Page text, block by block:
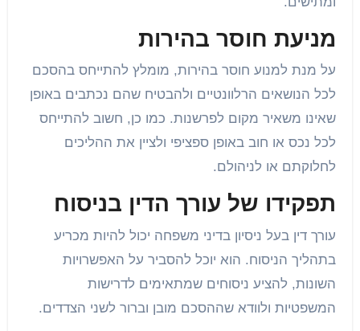
מניעת חוסר בהירות
על מנת למנוע חוסר בהירות, מומלץ להתייחס בהסכם
לכל הנושאים הרלוונטיים ולהבטיח שהם נכתבים באופן
שאינו משאיר מקום לפרשנות. כמו כן, חשוב להתייחס
לכל נכס או חוב באופן ספציפי ולציין את ההליכים
לחלוקתם או לניהולם.
תפקידו של עורך הדין בניסוח
עורך דין בעל ניסיון בדיני משפחה יכול להיות מכריע
בתהליך הניסוח. הוא יוכל להסביר על האפשרויות
השונות, להציע ניסוחים שמתאימים לדרישות
המשפטיות ולוודא שההסכם מובן וברור לשני הצדדים.